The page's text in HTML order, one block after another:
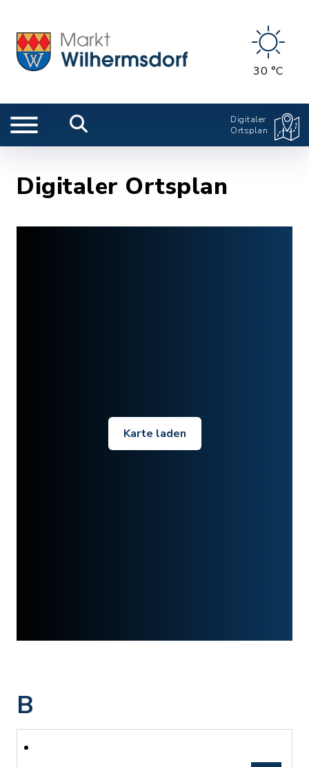
30 °C
Digitaler
Ortsplan
Digitaler Ortsplan
Karte laden
B